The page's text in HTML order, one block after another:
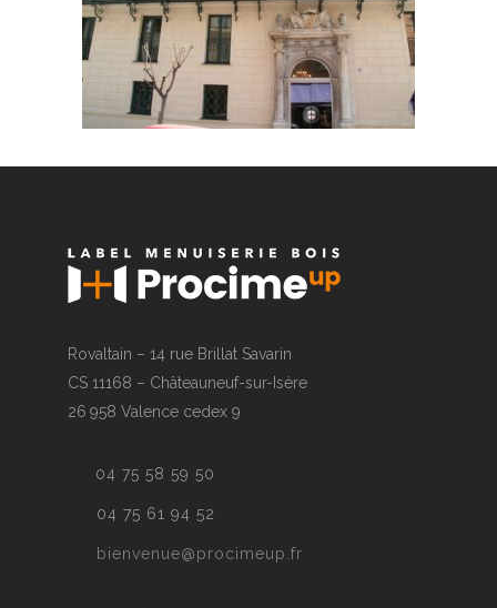
Rovaltain – 14 rue Brillat Savarin
CS 11168 – Châteauneuf-sur-Isère
26 958 Valence cedex 9
04 75 58 59 50
04 75 61 94 52
bienvenue@procimeup.fr